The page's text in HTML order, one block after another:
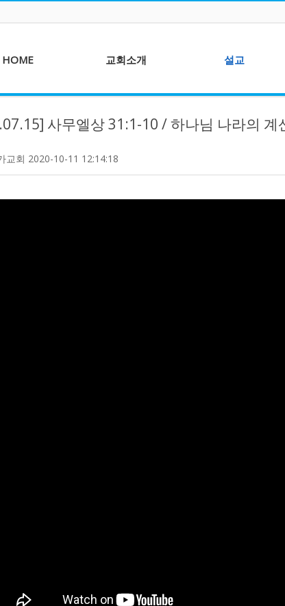
HOME 교회소개
예배와 모임안내
봉사부서
오시는길
설교
권별성경공부
사무엘상 31:1-10 / 하나님 나라의 계
교회 2020-10-11 12:14:18